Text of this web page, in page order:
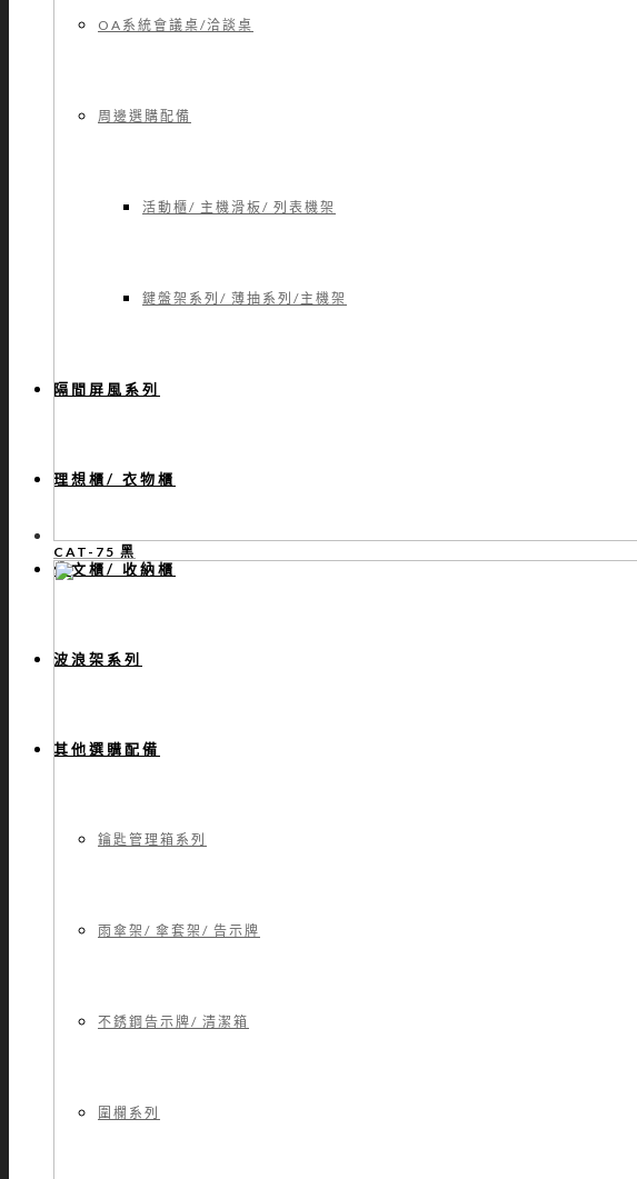
OA系統會議桌/洽談桌
周邊選購配備
活動櫃/ 主機滑板/ 列表機架
鍵盤架系列/ 薄抽系列/主機架
隔間屏風系列
理想櫃/ 衣物櫃
公文櫃/ 收納櫃
波浪架系列
其他選購配備
鑰匙管理箱系列
雨傘架/ 傘套架/ 告示牌
不銹鋼告示牌/ 清潔箱
圍欄系列
CAT-75 黑